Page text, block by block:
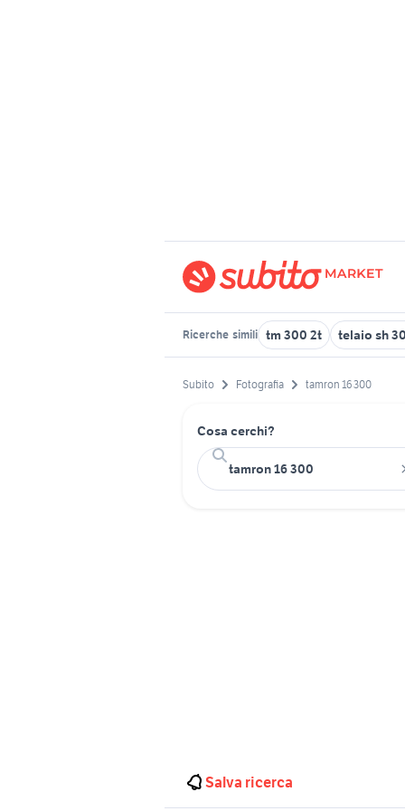
Ricerche simili tm 300 2t telaio sh
Subito Fotografia tamron 16 300
Cosa cerchi?
Salva ricerca